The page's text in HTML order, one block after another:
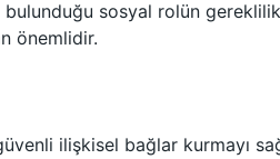
bulunduğu sosyal rolün
önemlidir.
ilişkisel bağlar kurmayı